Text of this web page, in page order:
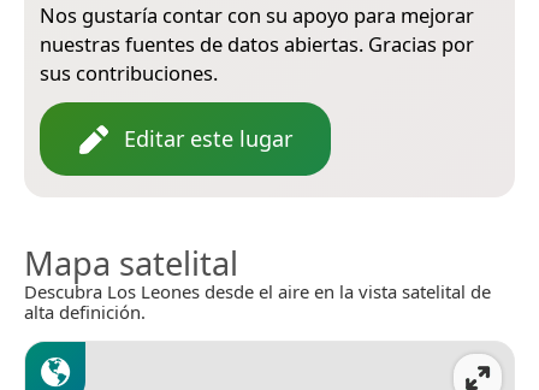
Nos gustaría contar con su apoyo para mejorar
nuestras fuentes de datos abiertas. Gracias por
sus contribuciones.
Editar este lugar
Mapa satelital
Descubra Los Leones desde el aire en la vista satelital de
alta definición.